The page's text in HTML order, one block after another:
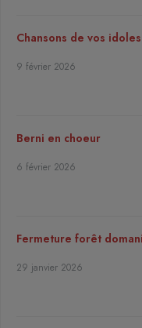
Chansons de vos idoles
9 février 2026
Berni en choeur
6 février 2026
Fermeture forêt
29 janvier 2026